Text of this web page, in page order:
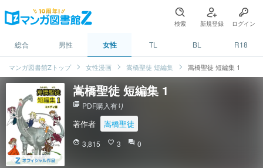
検索 新規登録 ログイン
総合 男性 女性 TL BL R18
マンガ図書館Zトップ 女性漫画 嵩橋聖徒 短編集 嵩橋聖徒 短編集 1
嵩橋聖徒 短編集 1
picture_as_pdf PDF購入有り
著作者 嵩橋聖徒
face 3,815 favorite_border 3 question_answer 0